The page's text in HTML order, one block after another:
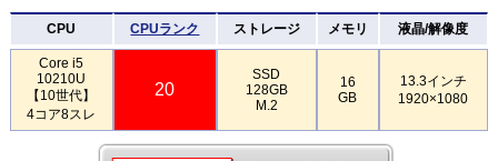
CPU CPUランク ストレージ メモリ 液晶/解像度
Core i5
10210U
【10世代】
4コア8スレ
20
SSD
128GB
M.2
16
GB
13.3インチ
1920×1080